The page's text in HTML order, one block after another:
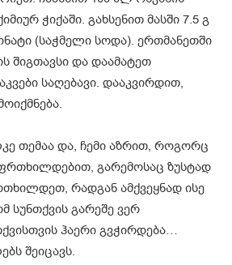
ჭიქაში. გახსენით მასში 7.5 გ
(საჭმელი სოდა). ერთმანეთში
შიგთავსი და დაამატეთ
საღებავი. დააკვირდით,
თემაა და, ჩემი აზრით, როგორც
გარემოსაც ზუსტად
რადგან ამქვეყნად ისე
სუნთქვის გარეშე ვერ
ჰაერი გვჭირდება…
შეიცავს.